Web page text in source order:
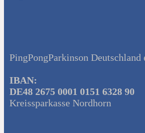
PingPongParkinson Deutschland
IBAN:
DE48 2675 0001 0151 6328 90
Kreissparkasse Nordhorn